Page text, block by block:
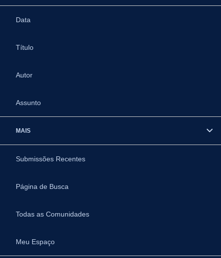
Data
Título
Autor
Assunto
MAIS
Submissões Recentes
Página de Busca
Todas as Comunidades
Meu Espaço